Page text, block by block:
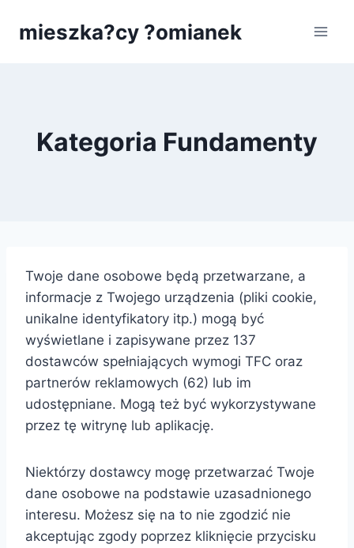
mieszka?cy ?omianek
Kategoria Fundamenty
Twoje dane osobowe będą przetwarzane, a
informacje z Twojego urządzenia (pliki cookie,
unikalne identyfikatory itp.) mogą być
wyświetlane i zapisywane przez 137
dostawców spełniających wymogi TFC oraz
partnerów reklamowych (62) lub im
udostępniane. Mogą też być wykorzystywane
przez tę witrynę lub aplikację.
Niektórzy dostawcy mogę przetwarzać Twoje
dane osobowe na podstawie uzasadnionego
interesu. Możesz się na to nie zgodzić nie
akceptując zgody poprzez kliknięcie przycisku